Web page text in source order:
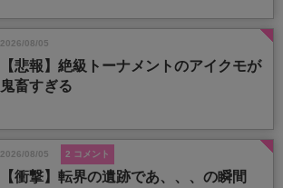
2026/08/05
【悲報】絶級トーナメントのアイクモが
鬼畜すぎる
2026/08/05 2 コメント
【衝撃】転界の遺跡であ、、、の瞬間